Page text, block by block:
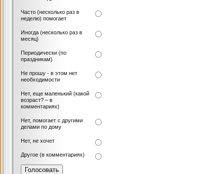
Часто (несколько раз в
неделю) помогает
Иногда (несколько раз в
месяц)
Периодически (по
праздникам)
Не прошу - в этом нет
необходимости
Нет, еще маленький (какой
возраст? – в
комментариях)
Нет, помогает с другими
делами по дому
Нет, не хочет
Другое (в комментариях)